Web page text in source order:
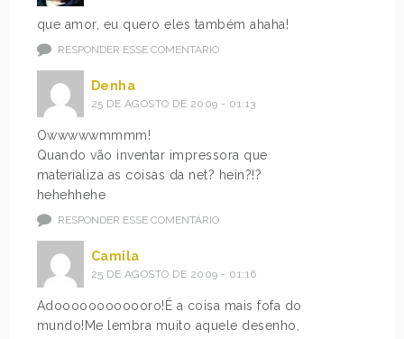
que amor, eu quero eles também ahaha!
RESPONDER ESSE COMENTÁRIO
Denha
25 DE AGOSTO DE 2009 - 01:13
Owwwwwmmmm!
Quando vão inventar impressora que
materializa as coisas da net? hein?!?
hehehhehe
RESPONDER ESSE COMENTÁRIO
Camila
25 DE AGOSTO DE 2009 - 01:16
Adoooooooooooro!É a coisa mais fofa do
mundo!Me lembra muito aquele desenho,